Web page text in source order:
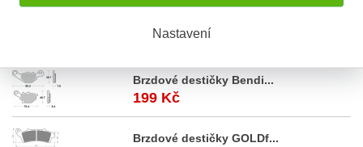
Nastavení
4.250 Kč
Brzdové destičky Bendi...
199 Kč
Brzdové destičky GOLDf...